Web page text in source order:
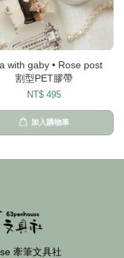
with gaby • Rose post
割型PET膠帶
NT$ 495
加入購物車
牽筆文具社